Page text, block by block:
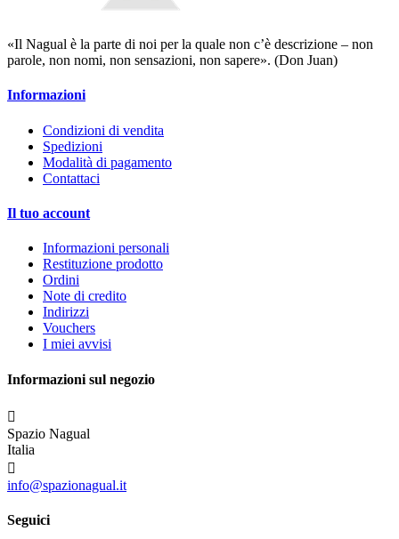
«Il Nagual è la parte di noi per la quale non c’è descrizione – non
parole, non nomi, non sensazioni, non sapere». (Don Juan)
Informazioni
Condizioni di vendita
Spedizioni
Modalità di pagamento
Contattaci
Il tuo account
Informazioni personali
Restituzione prodotto
Ordini
Note di credito
Indirizzi
Vouchers
I miei avvisi
Informazioni sul negozio

Spazio Nagual
Italia

info@spazionagual.it
Seguici